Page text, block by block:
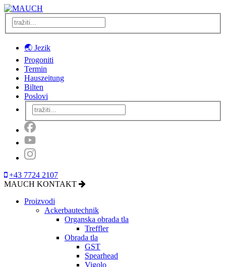
🌏 Jezik
Progoniti
Termin
Hauszeitung
Bilten
Poslovi
+43 7724 2107
MAUCH KONTAKT
Proizvodi
Ackerbautechnik
Organska obrada tla
Treffler
Obrada tla
GST
Spearhead
Vigolo